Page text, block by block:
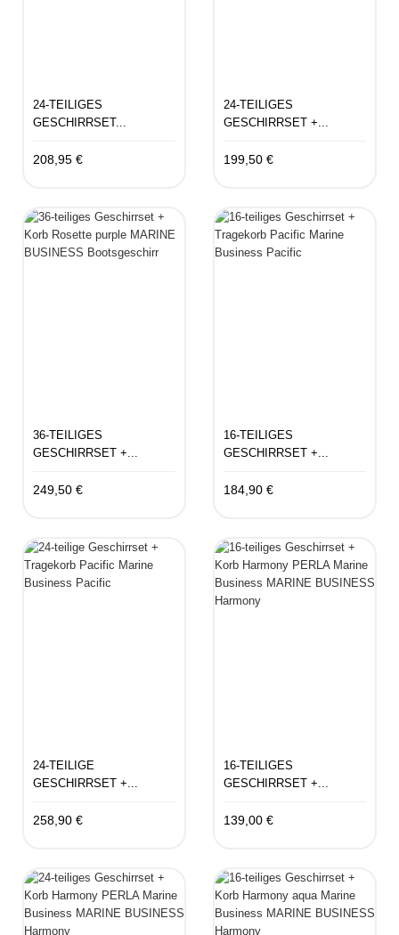
24-TEILIGES
GESCHIRRSET...
208,95 €
24-TEILIGES
GESCHIRRSET +...
199,50 €
36-TEILIGES
GESCHIRRSET +...
249,50 €
16-TEILIGES
GESCHIRRSET +...
184,90 €
24-TEILIGE
GESCHIRRSET +...
258,90 €
16-TEILIGES
GESCHIRRSET +...
139,00 €